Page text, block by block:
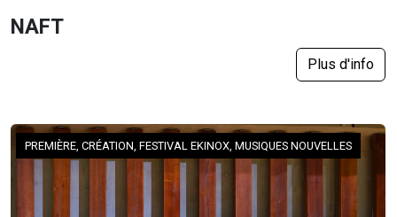
NAFT
Plus d'info
PREMIÈRE, CRÉATION, FESTIVAL EKINOX, MUSIQUES NOUVELLES